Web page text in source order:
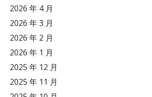
2026 年 4 月
2026 年 3 月
2026 年 2 月
2026 年 1 月
2025 年 12 月
2025 年 11 月